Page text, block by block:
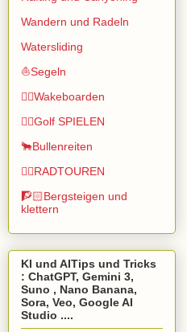
Wandern und Radeln
Watersliding
⛵Segeln
🏄🏽Wakeboarden
🏌️‍♂️Golf SPIELEN
🐂Bullenreiten
🚴‍♂️RADTOUREN
🧗🏻Bergsteigen und
klettern
KI und AITips und Tricks
: ChatGPT, Gemini 3,
Suno , Nano Banana,
Sora, Veo, Google AI
Studio ....